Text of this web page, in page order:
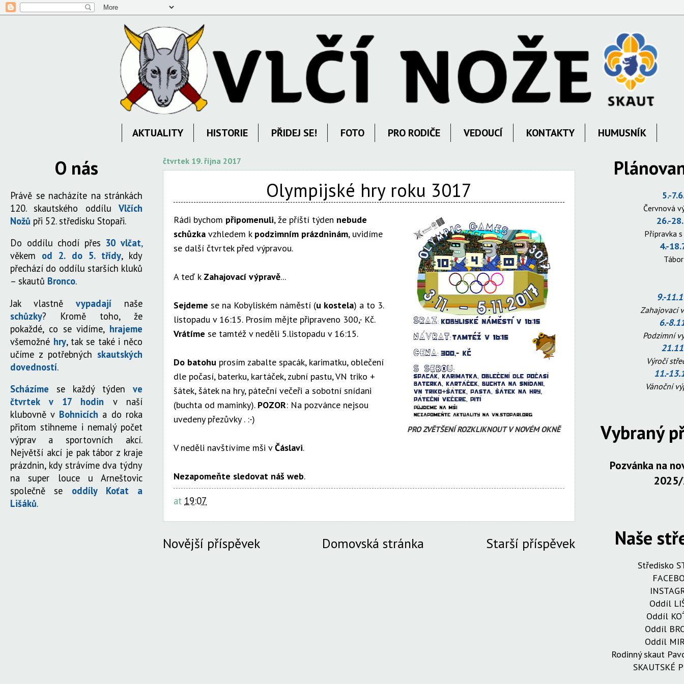
AKTUALITY HISTORIE PŘIDEJ SE! FOTO PRO RODIČE VEDOUCÍ KONTAKTY HUMUSNÍK
čtvrtek 19. října 2017
Olympijské hry roku 3017
PRO ZVĚTŠENÍ ROZKLIKNOUT V NOVÉM OKNĚ
Rádi bychom připomenuli, že příští týden nebude
schůzka vzhledem k podzimním prázdninám, uvidíme
se další čtvrtek před výpravou.
A teď k Zahajovací výpravě...
Sejdeme se na Kobyliském náměstí (u kostela) a to 3.
listopadu v 16:15. Prosím mějte připraveno 300,- Kč.
Vrátíme se tamtéž v neděli 5.listopadu v 16:15.
Do batohu prosím zabalte spacák, karimatku, oblečení
dle počasí, baterku, kartáček, zubní pastu, VN triko +
šátek, šátek na hry, páteční večeři a sobotní snídani
(buchta od maminky). POZOR: Na pozvánce nejsou
uvedeny přezůvky . :-)
V neděli navštívíme mši vČáslavi.
Nezapomeňte sledovat náš web.
at 19:07
Novější příspěvek Starší příspěvek
Domovská stránka
O nás
Právě se nacházíte na stránkách
120. skautského oddílu Vlčích
Nožů při 52. středisku Stopaři.
Do oddílu chodí přes 30 vlčat,
věkem od 2. do 5. třídy, kdy
přechází do oddílu starších kluků
– skautů Bronco.
Jak vlastně vypadají
naše
schůzky? Kromě toho, že
pokaždé, co se vidíme, hrajeme
všemožné hry, tak se také i něco
učíme z potřebných skautských
dovedností.
Scházíme
se každý týden ve
čtvrtek v 17 hodin v naší
klubovně v Bohnicích a do roka
přitom stihneme i nemalý počet
výprav a sportovních akcí.
Největší akcí je pak tábor z kraje
prázdnin, kdy strávíme dva týdny
na super louce u Arneštovic
společně se oddíly Koťat a
Lišáků.
5.-
Červnová
26.-
Přípravka
4.-
9.-
Zahajovací
6.-
Podzimní
Výročí
11.-
Vánoční
Vybraný
Pozvánka na
Naše
Středisko
Oddíl
Oddíl
Oddíl
Oddíl
Rodinný skaut
SKAUTSKÉ